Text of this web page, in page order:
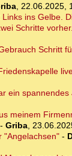
, 22.06.2025,
ins Gelbe.
Schritte
Schritt
ein spannendes
meinem
- Griba,
"Angelachsen"-